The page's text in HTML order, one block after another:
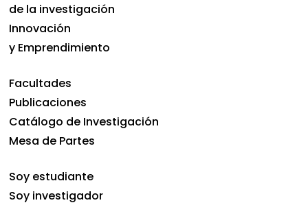
de la investigación
Innovación
y Emprendimiento
Facultades
Publicaciones
Catálogo de Investigación
Mesa de Partes
Soy estudiante
Soy investigador